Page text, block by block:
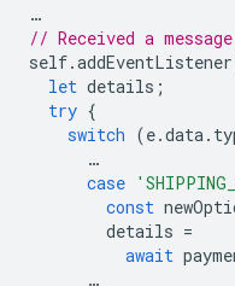
// Received a
self.
let details
try
switch (e.data
case
const
details
await